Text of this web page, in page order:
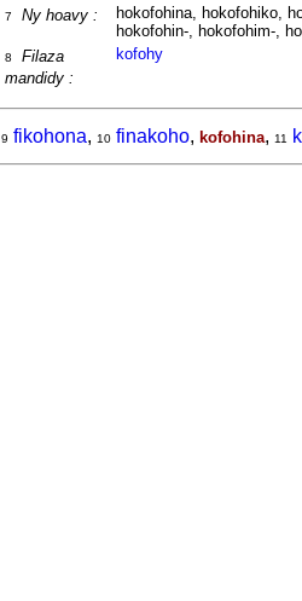
7 Ny hoavy :
hokofohina, hokofohiko,
hokofohin-, hokofohim-,
8
Filaza
mandidy :
kofohy
9 fikohona, 10 finakoho, kofohina, 11